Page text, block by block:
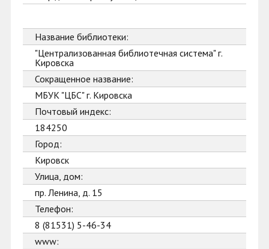
Название библиотеки:
"Централизованная библиотечная система" г.
Кировска
Сокращенное название:
МБУК "ЦБС" г. Кировска
Почтовый индекс:
184250
Город:
Кировск
Улица, дом:
пр. Ленина, д. 15
Телефон:
8 (81531) 5-46-34
www: